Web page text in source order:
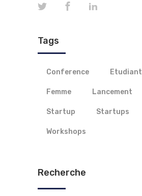
Tags
Conference Etudiant
Femme Lancement
Startup Startups
Workshops
Recherche